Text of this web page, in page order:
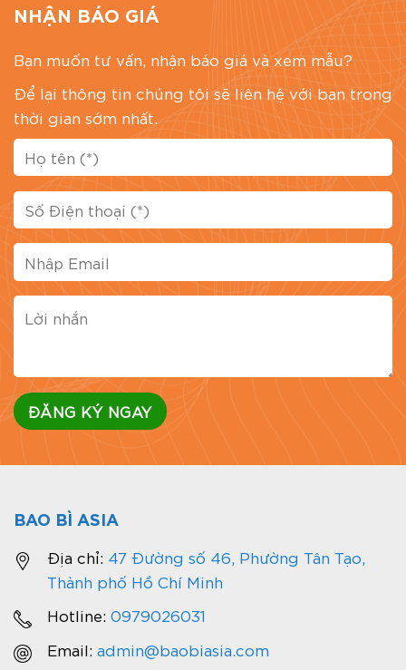
NHẬN BÁO GIÁ
Bạn muốn tư vấn, nhận báo giá và xem mẫu?
Để lại thông tin chúng tôi sẽ liên hệ với bạn trong
thời gian sớm nhất.
BAO BÌ ASIA
Địa chỉ: 47 Đường số 46, Phường Tân Tạo,
Thành phố Hồ Chí Minh
Hotline: 0979026031
Email: admin@baobiasia.com